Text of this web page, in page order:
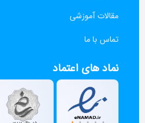
مقالات آموزشی
تماس با ما
نماد های اعتماد